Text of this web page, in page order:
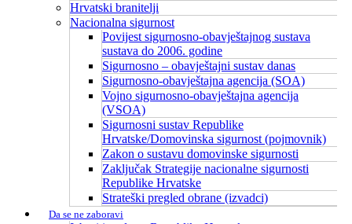
Hrvatski branitelji
Nacionalna sigurnost
Povijest sigurnosno-obavještajnog sustava
sustava do 2006. godine
Sigurnosno – obavještajni sustav danas
Sigurnosno-obavještajna agencija (SOA)
Vojno sigurnosno-obavještajna agencija
(VSOA)
Sigurnosni sustav Republike
Hrvatske/Domovinska sigurnost (pojmovnik)
Zakon o sustavu domovinske sigurnosti
Zaključak Strategije nacionalne sigurnosti
Republike Hrvatske
Strateški pregled obrane (izvadci)
Da se ne zaboravi